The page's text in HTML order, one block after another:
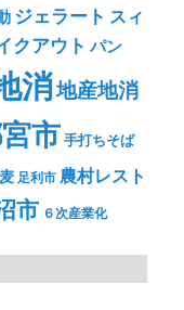
ジェラート スィ
クアウト パン
消地産地消
市手打ちそば
足利市 農村レスト
市 ６次産業化